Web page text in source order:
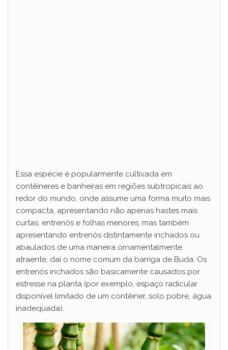
Essa espécie é popularmente cultivada em
contêineres e banheiras em regiões subtropicais ao
redor do mundo, onde assume uma forma muito mais
compacta, apresentando não apenas hastes mais
curtas, entrenós e folhas menores, mas também
apresentando entrenós distintamente inchados ou
abaulados de uma maneira ornamentalmente
atraente, daí o nome comum da barriga de Buda. Os
entrenós inchados são basicamente causados ​​por
estresse na planta (por exemplo, espaço radicular
disponível limitado de um contêiner, solo pobre, água
inadequada).